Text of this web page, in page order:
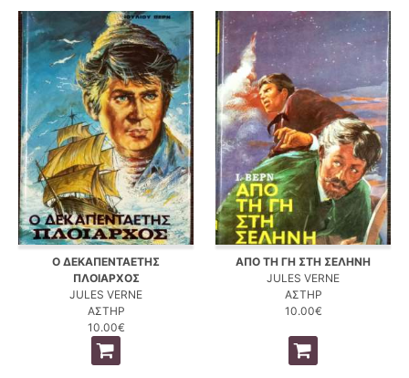
Ο ΔΕΚΑΠΕΝΤΑΕΤΗΣ
ΠΛΟΙΑΡΧΟΣ
JULES VERNE
ΑΣΤΗΡ
10.00€
ΑΠΟ ΤΗ ΓΗ ΣΤΗ ΣΕΛΗΝΗ
JULES VERNE
ΑΣΤΗΡ
10.00€